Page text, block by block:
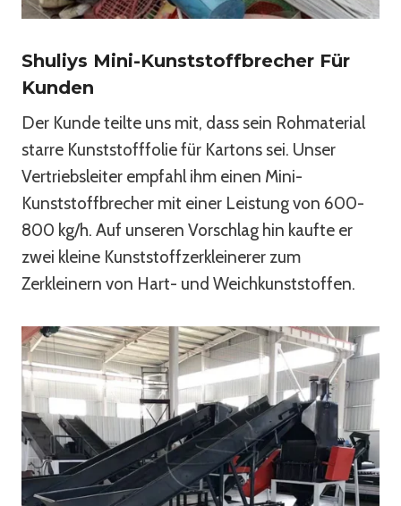
Shuliys Mini-Kunststoffbrecher Für
Kunden
Der Kunde teilte uns mit, dass sein Rohmaterial
starre Kunststofffolie für Kartons sei. Unser
Vertriebsleiter empfahl ihm einen Mini-
Kunststoffbrecher mit einer Leistung von 600-
800 kg/h. Auf unseren Vorschlag hin kaufte er
zwei kleine Kunststoffzerkleinerer zum
Zerkleinern von Hart- und Weichkunststoffen.